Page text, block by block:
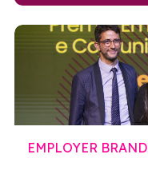
EMPLOYER